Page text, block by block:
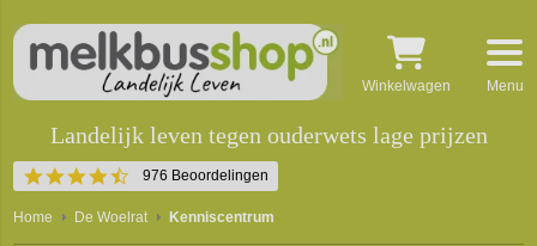
4.5
star
rating
976 Beoordelingen
Landelijk leven tegen ouderwets lage prijzen
Winkelwagen Menu
Home De Woelrat Kenniscentrum